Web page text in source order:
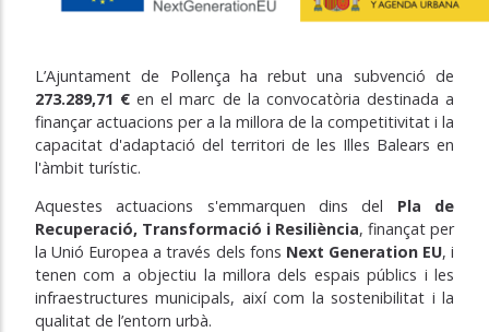
L’Ajuntament de Pollença ha rebut una subvenció de
273.289,71 € en el marc de la convocatòria destinada a
finançar actuacions per a la millora de la competitivitat i la
capacitat d'adaptació del territori de les Illes Balears en
l'àmbit turístic.
Aquestes actuacions s'emmarquen dins del Pla de
Recuperació, Transformació i Resiliència, finançat per
la Unió Europea a través dels fons Next Generation EU, i
tenen com a objectiu la millora dels espais públics i les
infraestructures municipals, així com la sostenibilitat i la
qualitat de l’entorn urbà.